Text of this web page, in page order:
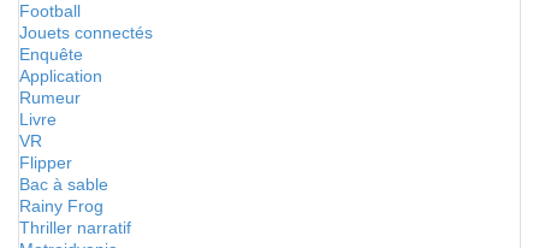
Football
Jouets connectés
Enquête
Application
Rumeur
Livre
VR
Flipper
Bac à sable
Rainy Frog
Thriller narratif